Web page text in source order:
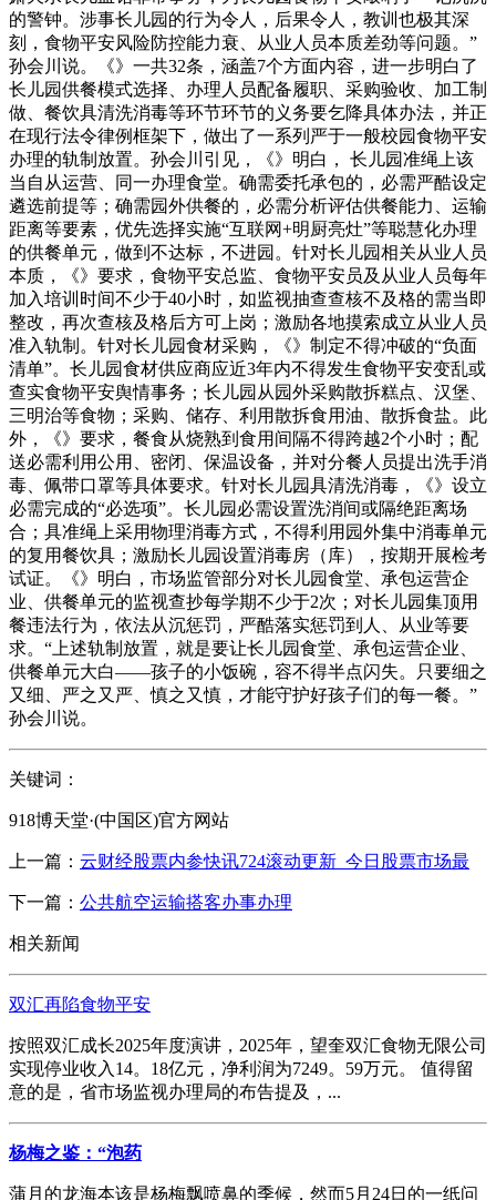
的警钟。涉事长儿园的行为令人，后果令人，教训也极其深
刻，食物平安风险防控能力衰、从业人员本质差劲等问题。”
孙会川说。《》一共32条，涵盖7个方面内容，进一步明白了
长儿园供餐模式选择、办理人员配备履职、采购验收、加工制
做、餐饮具清洗消毒等环节环节的义务要乞降具体办法，并正
在现行法令律例框架下，做出了一系列严于一般校园食物平安
办理的轨制放置。孙会川引见，《》明白， 长儿园准绳上该
当自从运营、同一办理食堂。确需委托承包的，必需严酷设定
遴选前提等；确需园外供餐的，必需分析评估供餐能力、运输
距离等要素，优先选择实施“互联网+明厨亮灶”等聪慧化办理
的供餐单元，做到不达标，不进园。针对长儿园相关从业人员
本质，《》要求，食物平安总监、食物平安员及从业人员每年
加入培训时间不少于40小时，如监视抽查查核不及格的需当即
整改，再次查核及格后方可上岗；激励各地摸索成立从业人员
准入轨制。针对长儿园食材采购，《》制定不得冲破的“负面
清单”。长儿园食材供应商应近3年内不得发生食物平安变乱或
查实食物平安舆情事务；长儿园从园外采购散拆糕点、汉堡、
三明治等食物；采购、储存、利用散拆食用油、散拆食盐。此
外，《》要求，餐食从烧熟到食用间隔不得跨越2个小时；配
送必需利用公用、密闭、保温设备，并对分餐人员提出洗手消
毒、佩带口罩等具体要求。针对长儿园具清洗消毒，《》设立
必需完成的“必选项”。长儿园必需设置洗消间或隔绝距离场
合；具准绳上采用物理消毒方式，不得利用园外集中消毒单元
的复用餐饮具；激励长儿园设置消毒房（库），按期开展检考
试证。《》明白，市场监管部分对长儿园食堂、承包运营企
业、供餐单元的监视查抄每学期不少于2次；对长儿园集顶用
餐违法行为，依法从沉惩罚，严酷落实惩罚到人、从业等要
求。“上述轨制放置，就是要让长儿园食堂、承包运营企业、
供餐单元大白——孩子的小饭碗，容不得半点闪失。只要细之
又细、严之又严、慎之又慎，才能守护好孩子们的每一餐。”
孙会川说。
关键词：
918博天堂·(中国区)官方网站
上一篇： 云财经股票内参快讯724滚动更新_今日股票市场最
下一篇： 公共航空运输搭客办事办理
相关新闻
双汇再陷食物平安
按照双汇成长2025年度演讲，2025年，望奎双汇食物无限公司
实现停业收入14。18亿元，净利润为7249。59万元。 值得留
意的是，省市场监视办理局的布告提及，...
杨梅之鉴：“泡药
蒲月的龙海本该是杨梅飘喷鼻的季候，然而5月24日的一纸问